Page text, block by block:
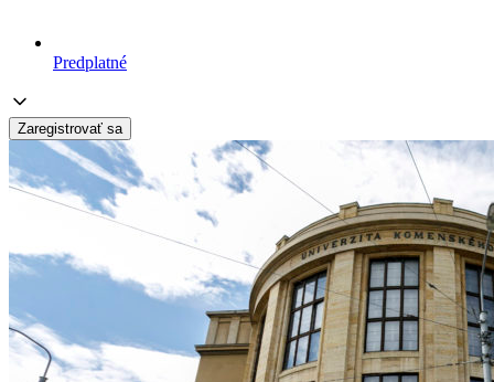
Predplatné
Zaregistrovať sa